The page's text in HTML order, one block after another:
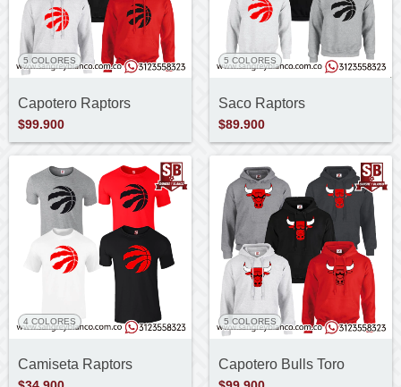
5 COLORES
Capotero Raptors
$99.900
5 COLORES
Saco Raptors
$89.900
4 COLORES
Camiseta Raptors
5 COLORES
Capotero Bulls Toro